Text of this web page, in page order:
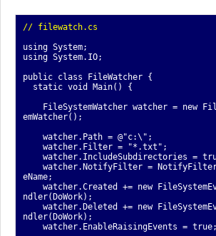
// filewatch.cs
using System;
using System.IO;
public class FileWatcher {
static void Main() {
FileSystemWatcher watcher = new
emWatcher();
watcher.Path = @"c:\";
watcher.Filter = "*.txt";
watcher.IncludeSubdirectories =
watcher.NotifyFilter =
eName;
watcher.Created += new
ndler(DoWork);
watcher.Deleted += new
ndler(DoWork);
watcher.EnableRaisingEvents = true;